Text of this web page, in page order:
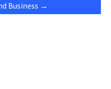
Business